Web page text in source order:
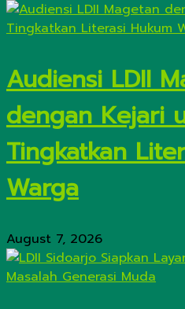
Audiensi LDII
dengan Kejari
Tingkatkan
Warga
August 7, 2026